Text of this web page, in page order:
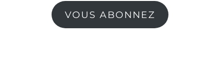
VOUS ABONNEZ